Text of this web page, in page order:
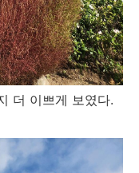
더 이쁘게 보였다.